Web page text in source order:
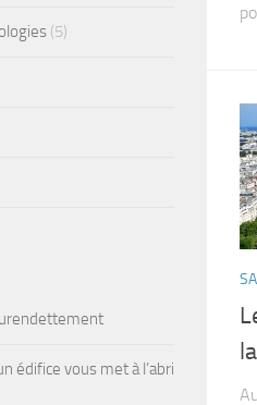
(5)
édifice vous met à l’abri